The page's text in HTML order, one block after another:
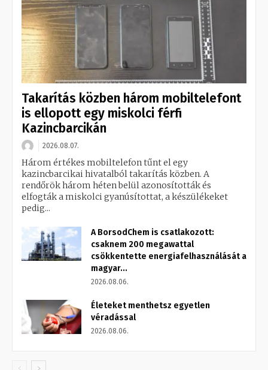
Takarítás közben három mobiltelefont
is ellopott egy miskolci férfi
Kazincbarcikán
2026.08.07.
Három értékes mobiltelefon tűnt el egy
kazincbarcikai hivatalból takarítás közben. A
rendőrök három héten belül azonosították és
elfogták a miskolci gyanúsítottat, a készülékeket
pedig...
A BorsodChem is csatlakozott:
csaknem 200 megawattal
csökkentette energiafelhasználását a
magyar...
2026.08.06.
Életeket menthetsz egyetlen
véradással
2026.08.06.